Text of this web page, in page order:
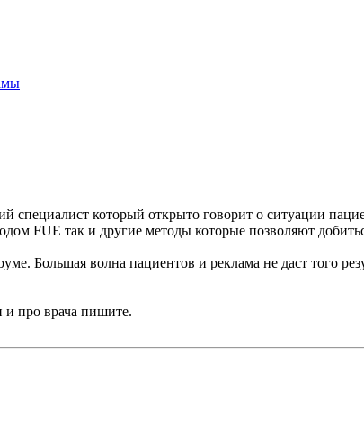
который открыто говорит о ситуации
FUE так и другие методы которые позволяют
Большая волна пациентов и реклама не даст того
и про врача пишите.